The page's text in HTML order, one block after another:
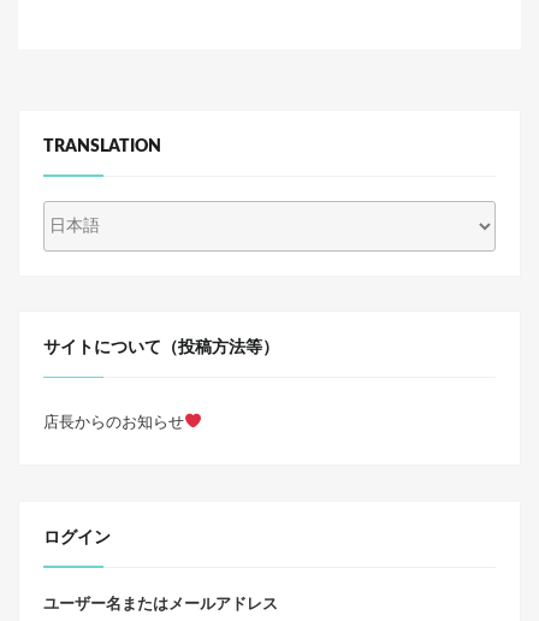
TRANSLATION
サイトについて（投稿方法等）
店長からのお知らせ
ログイン
ユーザー名またはメールアドレス